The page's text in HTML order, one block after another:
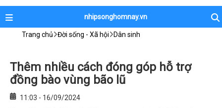
nhipsonghomnay.vn
Trang chủ Đời sống - Xã hội Dân sinh
Thêm nhiều cách đóng góp hỗ trợ
đồng bào vùng bão lũ
11:03 - 16/09/2024